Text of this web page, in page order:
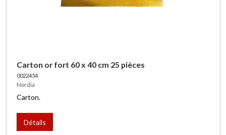
Carton or fort 60 x 40 cm 25 pièces
0022454
Nordia
Carton.
Détails